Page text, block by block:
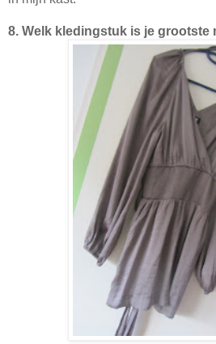
8. Welk kledingstuk is je grootste